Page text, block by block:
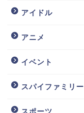
アイドル
アニメ
イベント
スパイファミリー
スポーツ